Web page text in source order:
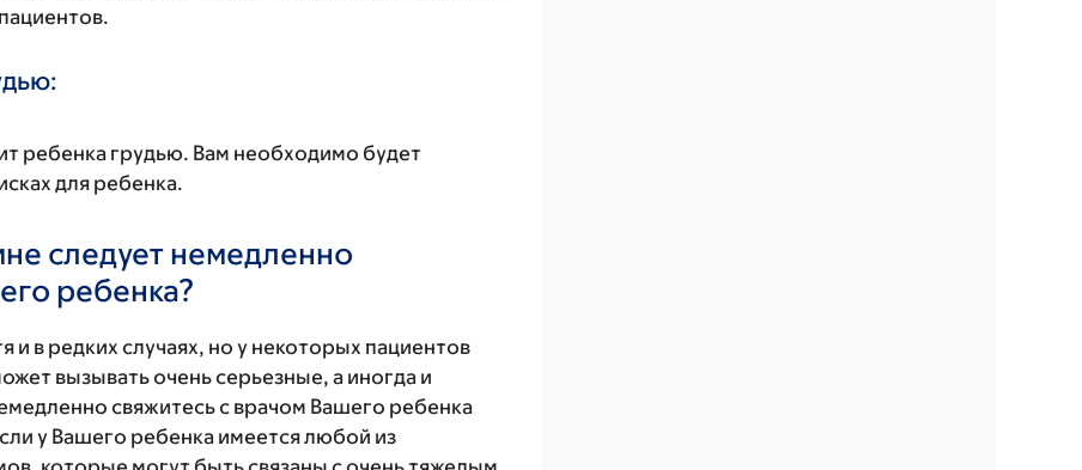
ребенка грудью. Вам необходимо будет
для ребенка.
следует немедленно
ребенка?
и в редких случаях, но у некоторых пациентов
вызывать очень серьезные, а иногда и
свяжитесь с врачом Вашего ребенка
у Вашего ребенка имеется любой из